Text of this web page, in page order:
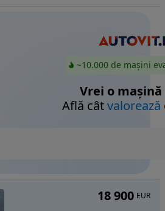
~10.000 de mașini
Vrei o mașină
Află câtvalorează
18 900 EUR